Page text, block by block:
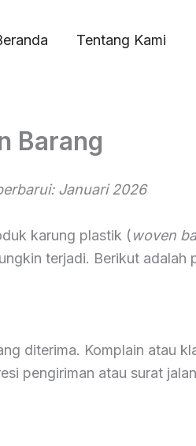
Tentang Kami
Barang
Januari 2026
karung plastik (woven
terjadi. Berikut adalah
diterima. Komplain atau
pengiriman atau surat